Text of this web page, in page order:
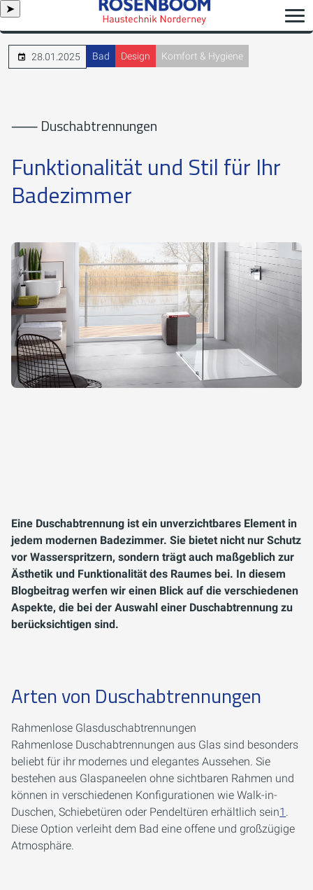
➤
28.01.2025 Bad Design Komfort & Hygiene
⸺ Duschabtrennungen
Funktionalität und Stil für Ihr
Badezimmer
Eine Duschabtrennung ist ein unverzichtbares Element in
jedem modernen Badezimmer. Sie bietet nicht nur Schutz
vor Wasserspritzern, sondern trägt auch maßgeblich zur
Ästhetik und Funktionalität des Raumes bei. In diesem
Blogbeitrag werfen wir einen Blick auf die verschiedenen
Aspekte, die bei der Auswahl einer Duschabtrennung zu
berücksichtigen sind.
Arten von Duschabtrennungen
Rahmenlose Glasduschabtrennungen
Rahmenlose Duschabtrennungen aus Glas sind besonders
beliebt für ihr modernes und elegantes Aussehen. Sie
bestehen aus Glaspaneelen ohne sichtbaren Rahmen und
können in verschiedenen Konfigurationen wie Walk-in-
Duschen, Schiebetüren oder Pendeltüren erhältlich sein1 .
Diese Option verleiht dem Bad eine offene und großzügige
Atmosphäre.